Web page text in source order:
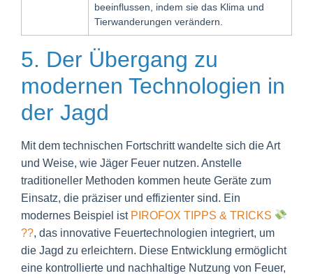
beeinflussen, indem sie das Klima und
Tierwanderungen verändern.
5. Der Übergang zu
modernen Technologien in
der Jagd
Mit dem technischen Fortschritt wandelte sich die Art
und Weise, wie Jäger Feuer nutzen. Anstelle
traditioneller Methoden kommen heute Geräte zum
Einsatz, die präziser und effizienter sind. Ein
modernes Beispiel ist PIROFOX TIPPS & TRICKS
??, das innovative Feuertechnologien integriert, um
die Jagd zu erleichtern. Diese Entwicklung ermöglicht
eine kontrollierte und nachhaltige Nutzung von Feuer,